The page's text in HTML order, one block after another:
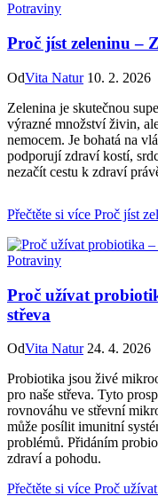
Potraviny
Proč jíst zeleninu –
OdVita Natur 10. 2. 2026
Zelenina je skutečnou
výrazné množství živin,
nemocem. Je bohatá na
podporují zdraví kostí,
nezačít cestu k zdraví
Přečtěte si více Proč jíst
Potraviny
Proč užívat
střeva
OdVita Natur 24. 4. 2026
Probiotika jsou živé
pro naše střeva. Tyto
rovnováhu ve střevní
může posílit imunitní
problémů. Přidáním
zdraví a pohodu.
Přečtěte si více Proč